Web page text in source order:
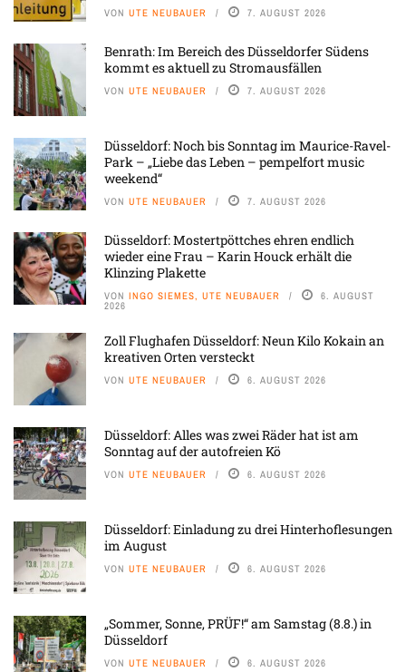
VON UTE NEUBAUER 7. AUGUST 2026
Benrath: Im Bereich des Düsseldorfer Südens
kommt es aktuell zu Stromausfällen
VON UTE NEUBAUER 7. AUGUST 2026
Düsseldorf: Noch bis Sonntag im Maurice-Ravel-
Park – „Liebe das Leben – pempelfort music
weekend“
VON UTE NEUBAUER 7. AUGUST 2026
Düsseldorf: Mostertpöttches ehren endlich
wieder eine Frau – Karin Houck erhält die
Klinzing Plakette
VON INGO SIEMES, UTE NEUBAUER 6. AUGUST
2026
Zoll Flughafen Düsseldorf: Neun Kilo Kokain an
kreativen Orten versteckt
VON UTE NEUBAUER 6. AUGUST 2026
Düsseldorf: Alles was zwei Räder hat ist am
Sonntag auf der autofreien Kö
VON UTE NEUBAUER 6. AUGUST 2026
Düsseldorf: Einladung zu drei Hinterhoflesungen
im August
VON UTE NEUBAUER 6. AUGUST 2026
„Sommer, Sonne, PRÜF!“ am Samstag (8.8.) in
Düsseldorf
VON UTE NEUBAUER 6. AUGUST 2026